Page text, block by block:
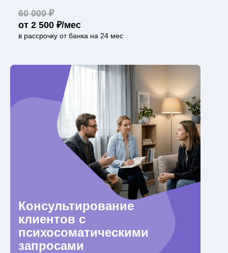
60 000 ₽
от 2 500 ₽/мес
в рассрочку от банка на 24 мес
Консультирование
клиентов с
психосоматическими
запросами